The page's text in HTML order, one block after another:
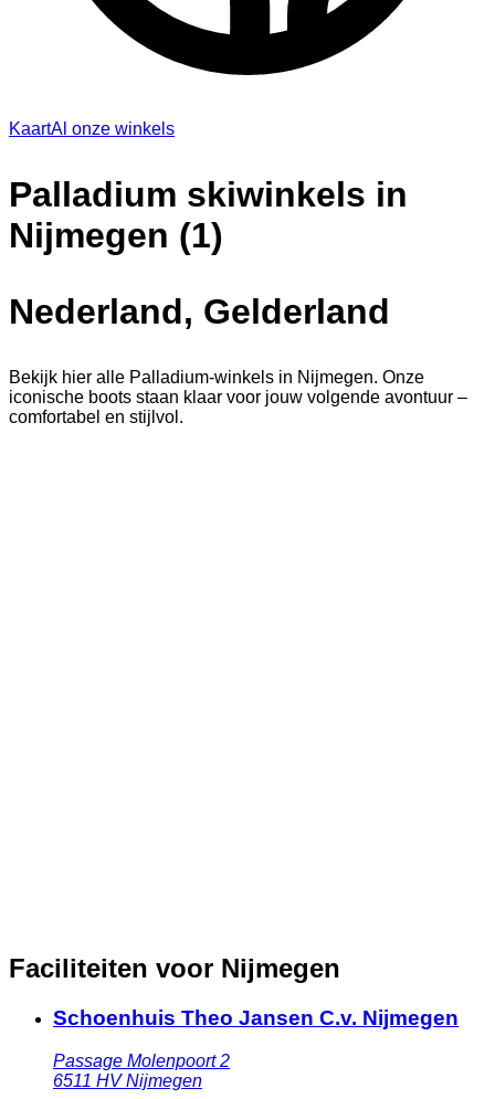
KaartAl onze winkels
Palladium skiwinkels in
Nijmegen (1)
Nederland, Gelderland
Bekijk hier alle Palladium-winkels in Nijmegen. Onze
iconische boots staan klaar voor jouw volgende avontuur –
comfortabel en stijlvol.
Faciliteiten voor Nijmegen
Schoenhuis Theo Jansen C.v. Nijmegen
Passage Molenpoort 2
6511 HV Nijmegen